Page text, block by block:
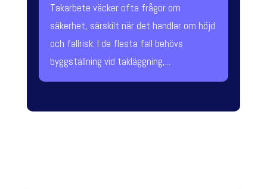
Takarbete väcker ofta frågor om
säkerhet, särskilt när det handlar om höjd
och fallrisk. I de flesta fall behövs
byggställning vid takläggning,...